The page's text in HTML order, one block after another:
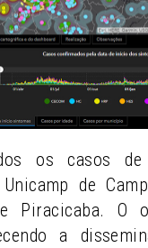
os casos de
de
Piracicaba. O
a